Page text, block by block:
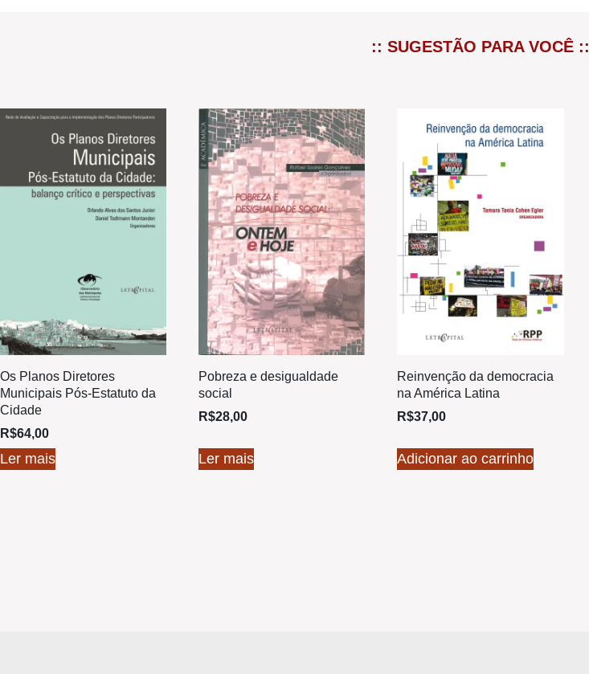
:: SUGESTÃO PARA VOCÊ ::
Os Planos Diretores
Municipais Pós-Estatuto da
Cidade
R$64,00
Ler mais
Pobreza e desigualdade
social
R$28,00
Ler mais
Reinvenção da democracia
na América Latina
R$37,00
Adicionar ao carrinho